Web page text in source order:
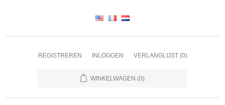
REGISTREREN INLOGGEN VERLANGLIJST (0)
WINKELWAGEN (0)